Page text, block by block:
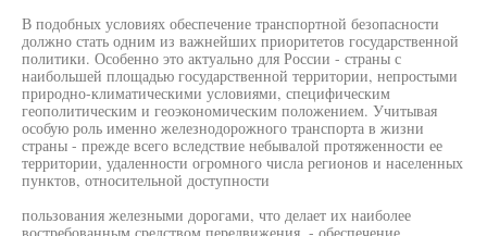
В подобных условиях обеспечение транспортной безопасности
должно стать одним из важнейших приоритетов государственной
политики. Особенно это актуально для России - страны с
наибольшей площадью государственной территории, непростыми
природно-климатическими условиями, специфическим
геополитическим и геоэкономическим положением. Учитывая
особую роль именно железнодорожного транспорта в жизни
страны - прежде всего вследствие небывалой протяженности ее
территории, удаленности огромного числа регионов и населенных
пунктов, относительной доступности
пользования железными дорогами, что делает их наиболее